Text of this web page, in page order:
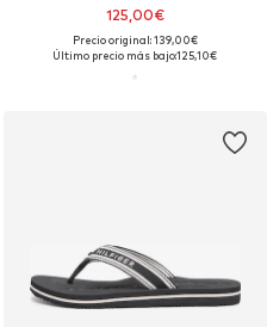
125,00€
Precio original: 139,00€
Último precio más bajo:125,10€